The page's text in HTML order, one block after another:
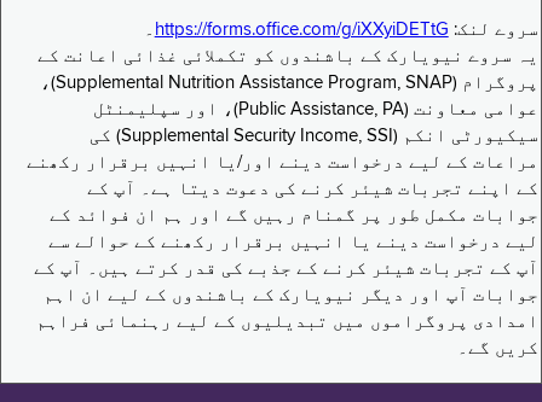
سروے لنک: https://forms.office.com/g/iXXyiDETtG ۔
یہ سروے نیویارک کے باشندوں کو تکملائی غذائی اعانت کے
پروگرام (Supplemental Nutrition Assistance Program, SNAP)،
عوامی معاونت (Public Assistance, PA)، اور سپلیمنٹل
سیکیورٹی انکم (Supplemental Security Income, SSI) کی
مراعات کے لیے درخواست دینے اور/یا انہیں برقرار رکھنے
کے اپنے تجربات شیئر کرنے کی دعوت دیتا ہے۔ آپ کے
جوابات مکمل طور پر گمنام رہیں گے اور ہم ان فوائد کے
لیے درخواست دینے یا انہیں برقرار رکھنے کے حوالے سے
آپ کے تجربات شیئر کرنے کے جذبے کی قدر کرتے ہیں۔ آپ کے
جوابات آپ اور دیگر نیویارک کے باشندوں کے لیے ان اہم
امدادی پروگراموں میں تبدیلیوں کے لیے رہنمائی فراہم
کریں گے۔